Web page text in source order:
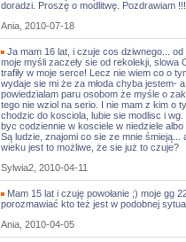
doradzi. Proszę o modlitwę. Pozdrawiam !!!
Ania, 2010-07-18
Ja mam 16 lat, i czuje cos dziwnego...
moje myśli zaczeły sie od rekolekji,
trafiły w moje serce! Lecz nie wiem co o
wydaje sie mi że za młoda chyba jestem-
powiedzialam paru osobom że myśle o
tego nie wziol na serio. I nie mam z kim o
chodzic do kosciola, lubie sie modlisc i
byc codziennie w kosciele w niedziele
Są ludzie, znajomi co sie ze mnie
wieku jest to możliwe, że sie już to czuje?
Sylwia2, 2010-04-11
Mam 15 lat i czuję powołanie ;) moje gg
porozmawiać kto też jest w podobnej
Ania, 2010-04-05